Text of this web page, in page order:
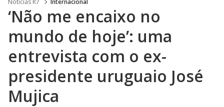
Noticias R7 Internacional
‘Não me encaixo no
mundo de hoje’: uma
entrevista com o ex-
presidente uruguaio José
Mujica